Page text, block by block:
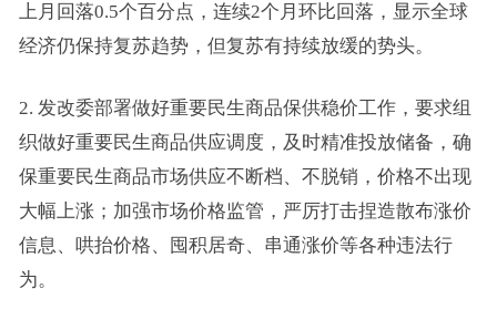
上月回落0.5个百分点，连续2个月环比回落，显示全球
经济仍保持复苏趋势，但复苏有持续放缓的势头。
2. 发改委部署做好重要民生商品保供稳价工作，要求组
织做好重要民生商品供应调度，及时精准投放储备，确
保重要民生商品市场供应不断档、不脱销，价格不出现
大幅上涨；加强市场价格监管，严厉打击捏造散布涨价
信息、哄抬价格、囤积居奇、串通涨价等各种违法行
为。